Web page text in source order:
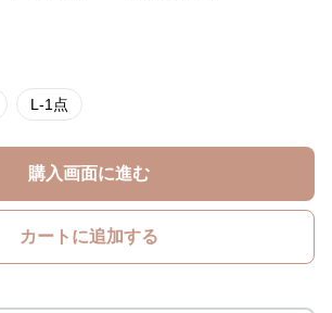
L-1点
購入画面に進む
カートに追加する